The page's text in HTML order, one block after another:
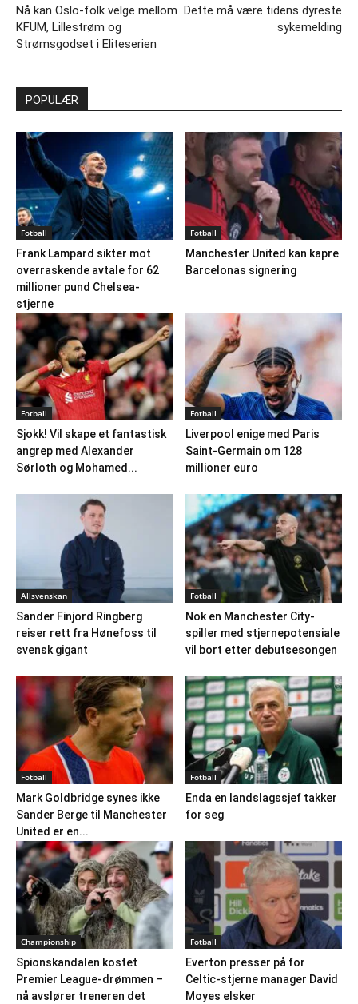
Nå kan Oslo-folk velge mellom
KFUM, Lillestrøm og
Strømsgodset i Eliteserien
Dette må være tidens dyreste
sykemelding
POPULÆR
Fotball
Frank Lampard sikter mot
overraskende avtale for 62
millioner pund Chelsea-
stjerne
Fotball
Manchester United kan kapre
Barcelonas signering
Fotball
Sjokk! Vil skape et fantastisk
angrep med Alexander
Sørloth og Mohamed...
Fotball
Liverpool enige med Paris
Saint-Germain om 128
millioner euro
Allsvenskan
Sander Finjord Ringberg
reiser rett fra Hønefoss til
svensk gigant
Fotball
Nok en Manchester City-
spiller med stjernepotensiale
vil bort etter debutsesongen
Fotball
Mark Goldbridge synes ikke
Sander Berge til Manchester
United er en...
Fotball
Enda en landslagssjef takker
for seg
Championship
Spionskandalen kostet
Premier League-drømmen –
nå avslører treneren det
Fotball
Everton presser på for
Celtic-stjerne manager David
Moyes elsker